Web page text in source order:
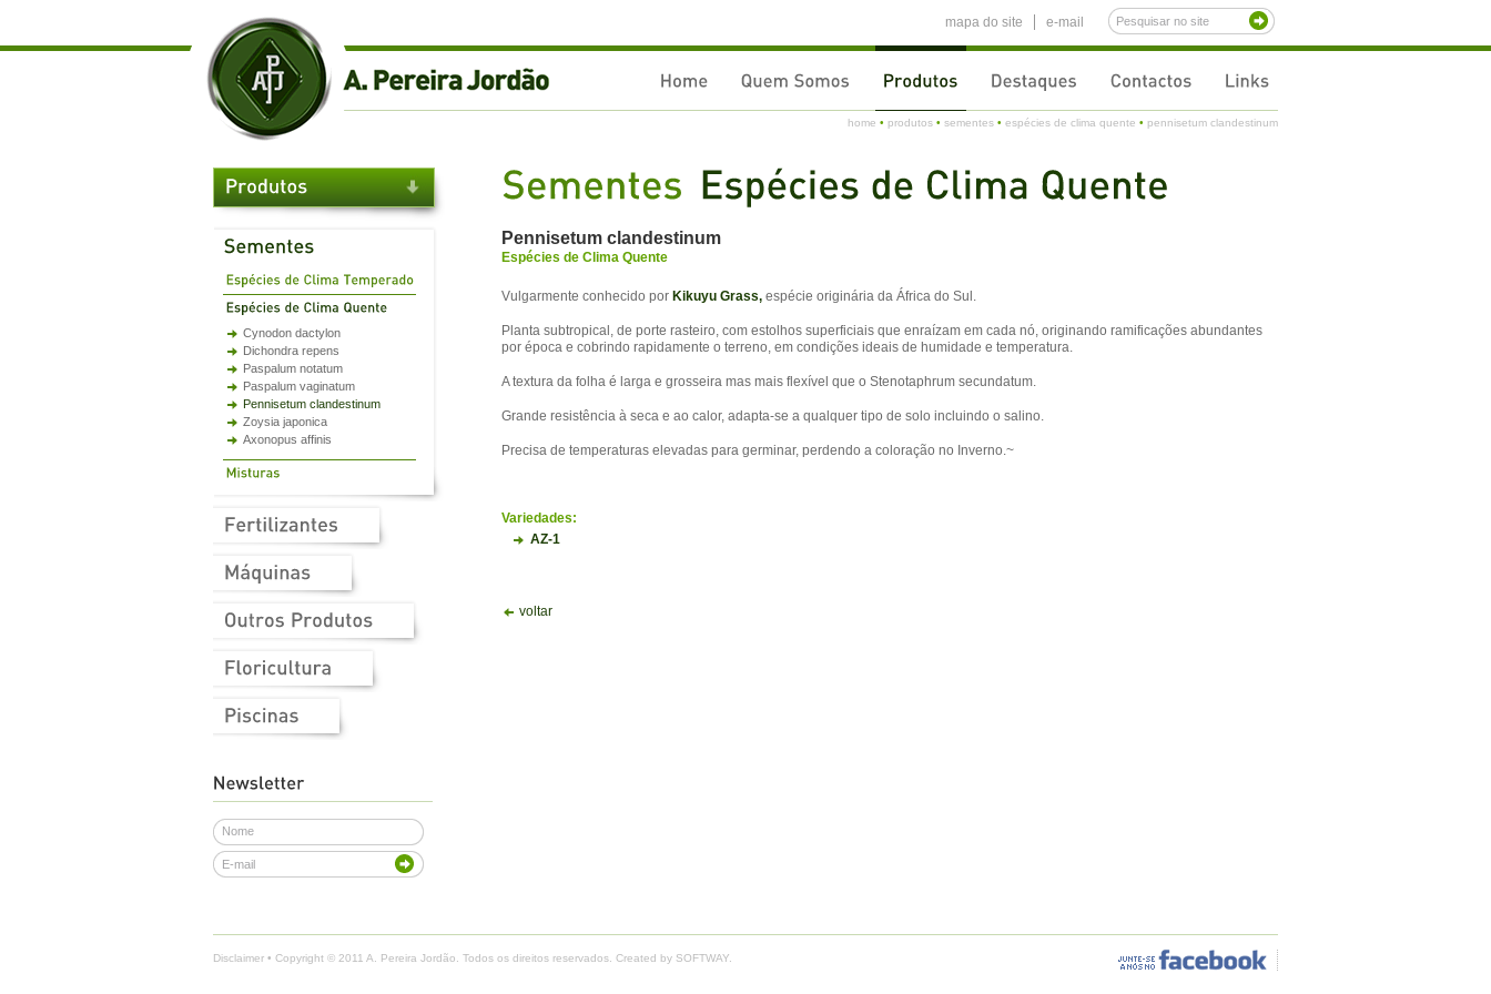
e-mail
mapa do site
home • produtos • sementes • espécies de clima quente • pennisetum clandestinum
Cynodon dactylon
Dichondra repens
Paspalum notatum
Paspalum vaginatum
Pennisetum clandestinum
Zoysia japonica
Axonopus affinis
Pennisetum clandestinum
Espécies de Clima Quente
Vulgarmente conhecido por Kikuyu Grass, espécie originária da África do Sul.
Planta subtropical, de porte rasteiro, com estolhos superficiais que enraízam em cada nó, originando ramificações abundantes
por época e cobrindo rapidamente o terreno, em condições ideais de humidade e temperatura.
A textura da folha é larga e grosseira mas mais flexível que o Stenotaphrum secundatum.
Grande resistência à seca e ao calor, adapta-se a qualquer tipo de solo incluindo o salino.
Precisa de temperaturas elevadas para germinar, perdendo a coloração no Inverno.~
Variedades:
AZ-1
voltar
Disclaimer • Copyright © 2011 A. Pereira Jordão. Todos os direitos reservados. Created by SOFTWAY